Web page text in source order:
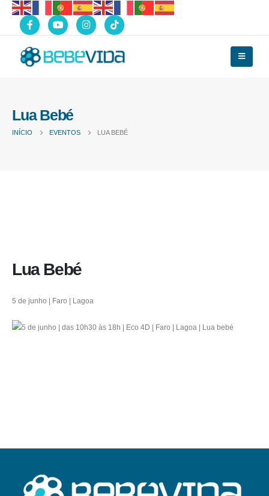
Lua Bebé
INÍCIO EVENTOS LUA BEBÉ
Lua Bebé
5 de junho | Faro | Lagoa